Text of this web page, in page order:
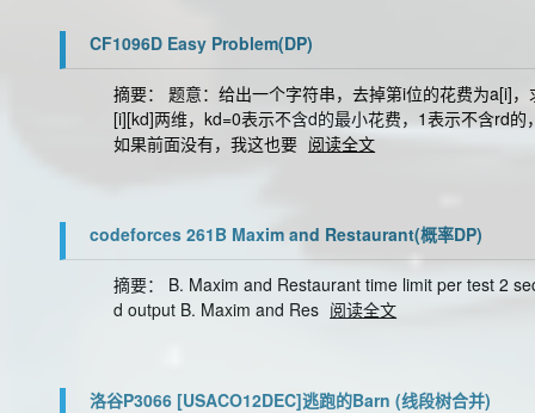
CF1096D Easy Problem(DP)
摘要： 题意：给出一个字符串，去掉第i位的花费为a[i]
[i][kd]两维，kd=0表示不含d的最小花费，1表示不含rd
如果前面没有，我这也要 阅读全文
codeforces 261B Maxim and Restaurant(概率DP)
摘要： B. Maxim and Restaurant time limit per test 2
d output B. Maxim and Res 阅读全文
洛谷P3066 [USACO12DEC]逃跑的Barn (线段树合并)